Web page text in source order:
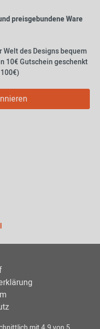
preisgebundene Ware
Welt des Designs bequem
10€ Gutschein geschenkt